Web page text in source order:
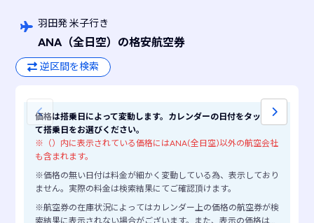
羽田発 米子行き
ANA（全日空） の格安航空券
逆区間を検索
価格は搭乗日によって変動します。カレンダーの日付をタップし
て搭乗日をお選びください。
※（）内に表示されている価格にはANA(全日空)以外の航空会社
も含まれます。
※価格の無い日付は料金が細かく変動している為、表示しており
ません。実際の料金は検索結果にてご確認頂けます。
※航空券の在庫状況によってはカレンダー上の価格の航空券が検
索結果に表示されない場合がございます。また、表示の価格は航